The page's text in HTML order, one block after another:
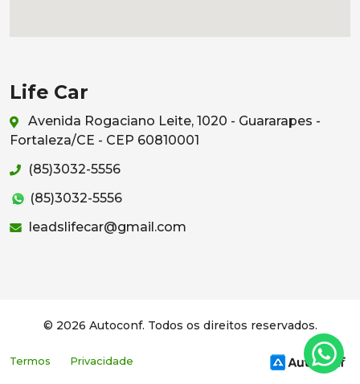
Life Car
Avenida Rogaciano Leite, 1020 - Guararapes -
Fortaleza/CE - CEP 60810001
(85)3032-5556
(85)3032-5556
leadslifecar@gmail.com
© 2026 Autoconf. Todos os direitos reservados.
Termos Privacidade